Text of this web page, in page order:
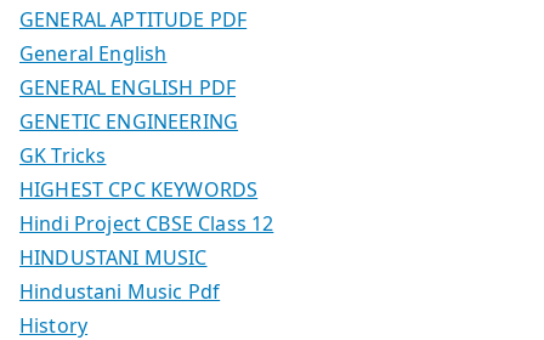
GENERAL APTITUDE PDF
General English
GENERAL ENGLISH PDF
GENETIC ENGINEERING
GK Tricks
HIGHEST CPC KEYWORDS
Hindi Project CBSE Class 12
HINDUSTANI MUSIC
Hindustani Music Pdf
History